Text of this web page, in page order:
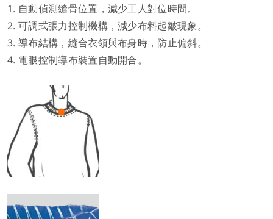
1. 自動偵測縫骨位置，減少工人對位時間。
2. 可調式張力控制機構，減少布料起皺現象。
3. 導布結構，縫合衣領與布身時，防止偏斜。
4. 電眼控制導布裝置自動開合。